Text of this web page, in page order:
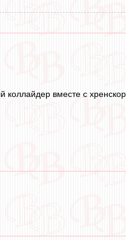
вместе с